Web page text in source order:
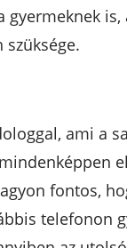
gyermeknek is,
ami a
fontos,
telefonon